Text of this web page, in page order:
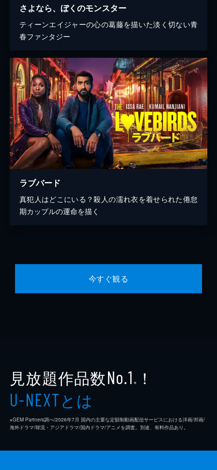
さよなら、ぼくのモンスター
ティーンエイジャーの心の葛藤を描いた淡く切ない青
春ファンタジー
ラブバード
真犯人はどこにいる？殺人の濡れ衣を着せられた倦怠
期カップルの運命を描く
今すぐ観る
見放題作品数No.1 ※ ！
U-NEXTとは
※GEM Partners調べ/2026年7⽉ 国内の主要な定額制動画配信サービスにおける洋画/邦画/
海外ドラマ/韓流・アジアドラマ/国内ドラマ/アニメを調査。別途、有料作品あり。